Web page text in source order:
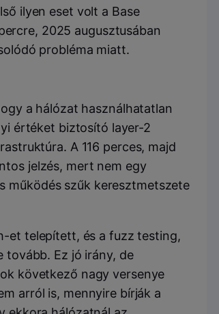
ilyen eset volt a Base
2025 augusztusában
probléma miatt.
a hálózat használhatatlan
értéket biztosító layer-2
A 116 perces, majd
jelzés, mert nem egy
működés szűk keresztmetszete
et telepített, és a fuzz testing,
tovább. Ez jó irány, de
következő nagy versenye
arról is, mennyire bírják a